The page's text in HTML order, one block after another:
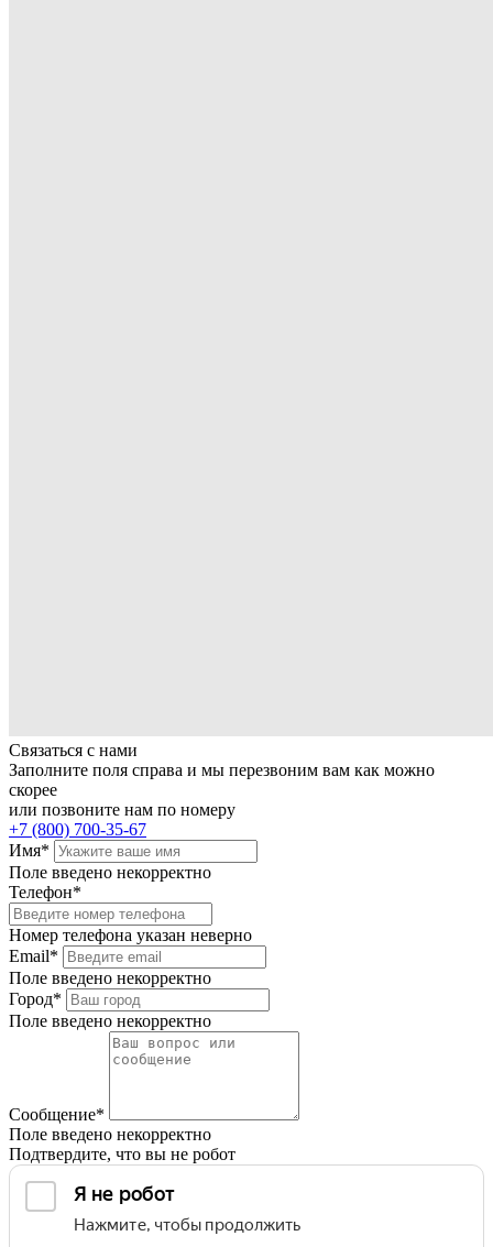
Связаться с нами
Заполните поля справа и мы перезвоним вам как можно
скорее
или позвоните нам по номеру
+7 (800) 700-35-67
Имя*
Поле введено некорректно
Телефон*
Номер телефона указан неверно
Email*
Поле введено некорректно
Город*
Поле введено некорректно
Сообщение*
Поле введено некорректно
Подтвердите, что вы не робот